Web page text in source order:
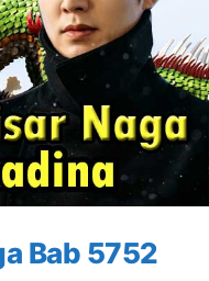
Bab 5752